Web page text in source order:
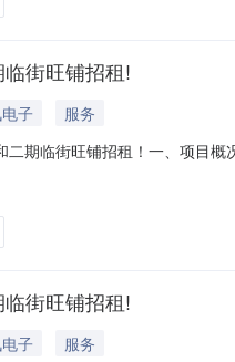
街旺铺招租!
子
服务
二期临街旺铺招租！一、项目
金每年递增5%。3.免租优惠
元。
街旺铺招租!
子
服务